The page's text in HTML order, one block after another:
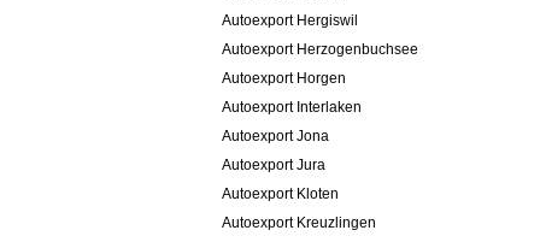
Autoexport Hergiswil
Autoexport Herzogenbuchsee
Autoexport Horgen
Autoexport Interlaken
Autoexport Jona
Autoexport Jura
Autoexport Kloten
Autoexport Kreuzlingen